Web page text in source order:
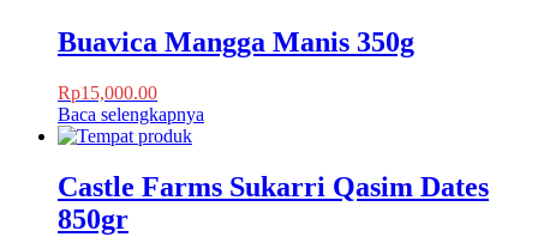
Buavica Mangga Manis 350g
Rp15,000.00
Baca selengkapnya
Castle Farms Sukarri Qasim Dates
850gr